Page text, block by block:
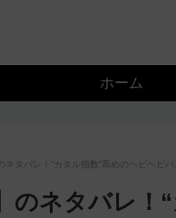
ホーム
ネタバレ！“カタル指数”高めのヘビヘビ
のネタバレ！